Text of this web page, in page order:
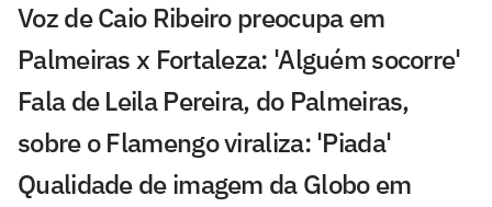
Voz de Caio Ribeiro preocupa em
Palmeiras x Fortaleza: 'Alguém socorre'
Fala de Leila Pereira, do Palmeiras,
sobre o Flamengo viraliza: 'Piada'
Qualidade de imagem da Globo em